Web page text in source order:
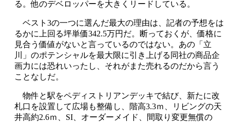
る。他のデベロッパーを大きくリードしている。
ベスト3の一つに選んだ最大の理由は、記者の予想をは
るかに上回る坪単価342.5万円だ。断っておくが、価格に
見合う価値がないと言っているのではない。あの「立
川」のポテンシャルを最大限に引き上げる同社の商品企
画力には恐れいったし、それがまた売れるのだから言う
ことなしだ。
物件と駅をペディストリアンデッキで結び、新たに改
札口を設置して広場も整備し、階高3.3ｍ、リビングの天
井高約2.6ｍ、SI、オーダーメイド、間取り変更無償の